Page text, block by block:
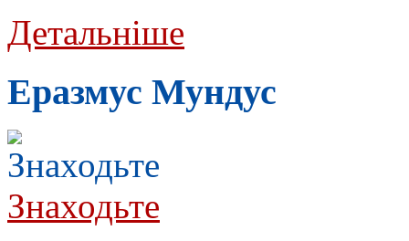
Детальніше
Еразмус Мундус
Знаходьте